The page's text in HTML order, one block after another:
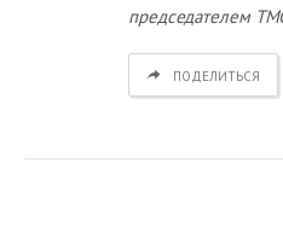
председателем
ПОДЕЛИТЬСЯ